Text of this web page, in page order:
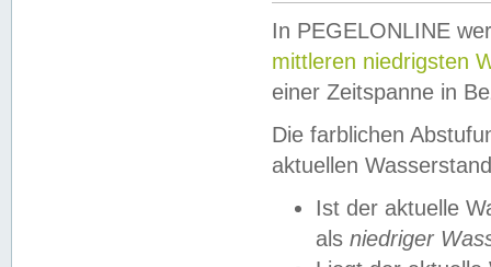
In PEGELONLINE
mittleren niedrigsten
einer Zeitspanne in
Die farblichen
aktuellen
Ist der aktuelle
als niedriger